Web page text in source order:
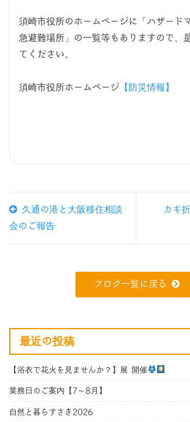
須崎市役所のホームページに「ハザード
急避難場所」の一覧等もありますので、
てください。
須崎市役所ホームページ 【防災情報】
久通の港と大阪移住相談
会のご報告
カギ
ブログ一覧に戻る
最近の投稿
【浴衣で花火を見ませんか？】展 開催
業務日のご案内【7～8月】
自然と暮らすさき2026